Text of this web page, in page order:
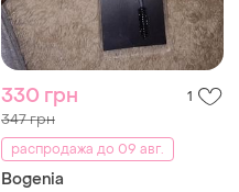
330 грн 1
347 грн
распродажа до 09 авг.
Bogenia